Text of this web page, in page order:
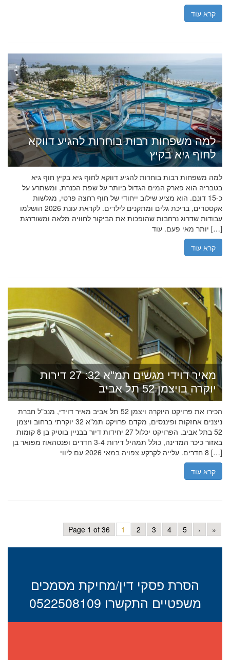
קרא עוד
למה משפחות רבות בוחרות להגיע דווקא
לחוף גיא בקיץ
למה משפחות רבות בוחרות להגיע דווקא לחוף גיא בקיץ חוף גיא
בטבריה הוא פארק המים הגדול ביותר על שפת הכנרת, ומשתרע על
כ-15 דונם. הוא מציע שילוב ייחודי של חוף רחצה פרטי, מגלשות
אקסטרים, בריכת גלים ומתקנים לילדים. לקראת עונת 2026 הושלמו
עבודות שדרוג נרחבות שהופכות את הביקור לחוויה מלאה ומשודרגת
יותר מאי פעם. עוד […]
קרא עוד
מאיר דוידי מגשים תמ"א 32: 27 דירות
יוקרה בויצמן 52 תל אביב
הכירו את פרויקט היוקרה ויצמן 52 תל אביב מאיר דוידי, מנכ"ל חברת
ניצנים אחזקות ופיננסים, מקדם פרויקט תמ"א 32 יוקרתי ברחוב ויצמן
52 בתל אביב. הפרויקט יכלול 27 יחידות דיור בבניין בוטיק בן 8 קומות
באזור כיכר המדינה, כולל תמהיל דירות 3-4 חדרים ופנטהאוז מפואר בן
8 חדרים. עלייה לקרקע צפויה במאי 2026 עם ליווי […]
קרא עוד
Page 1 of 36 1 2 3 4 5 › »
הסרת פסקי דין/מחיקת מסמכים
משפטיים התקשרו 0522508109